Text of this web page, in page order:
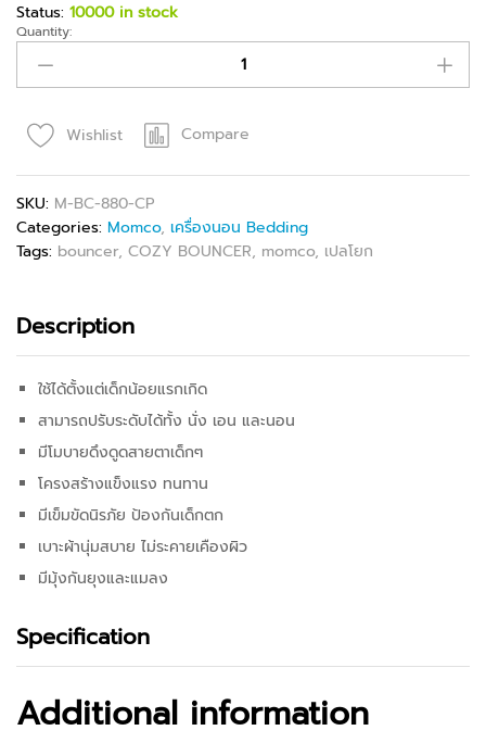
Status: 10000 in stock
Quantity:
Wishlist Compare
SKU: M-BC-880-CP
Categories: Momco, เครื่องนอน Bedding
Tags: bouncer, COZY BOUNCER, momco, เปลโยก
Description
ใช้ได้ตั้งแต่เด็กน้อยแรกเกิด
สามารถปรับระดับได้ทั้ง นั่ง เอน และนอน
มีโมบายดึงดูดสายตาเด็กๆ
โครงสร้างแข็งแรง ทนทาน
มีเข็มขัดนิรภัย ป้องกันเด็กตก
เบาะผ้านุ่มสบาย ไม่ระคายเคืองผิว
มีมุ้งกันยุงและแมลง
Specification
Additional information